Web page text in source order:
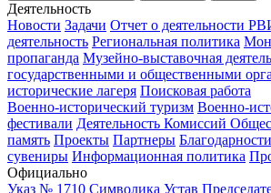
Деятельность
Новости Задачи Отчет о деятельности
деятельность Региональная политика
пропаганда Музейно-выставочная
государственными и общественными
исторические лагеря Поисковая работа
Военно-исторический туризм Военно-
фестивали Деятельность Комиссий
память Проекты Партнеры Благодарности
сувениры Информационная политика
Официально
Указ № 1710 Символика Устав